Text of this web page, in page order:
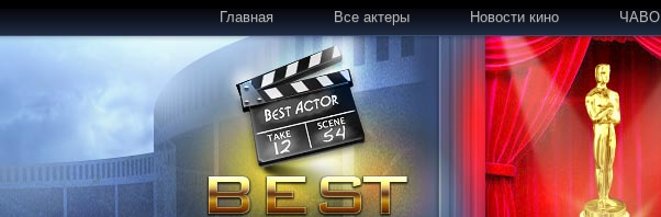
Главная Все актеры Новости кино ЧАВО